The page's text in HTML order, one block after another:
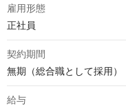
雇用形態
正社員
契約期間
無期（総合職として採用）
給与